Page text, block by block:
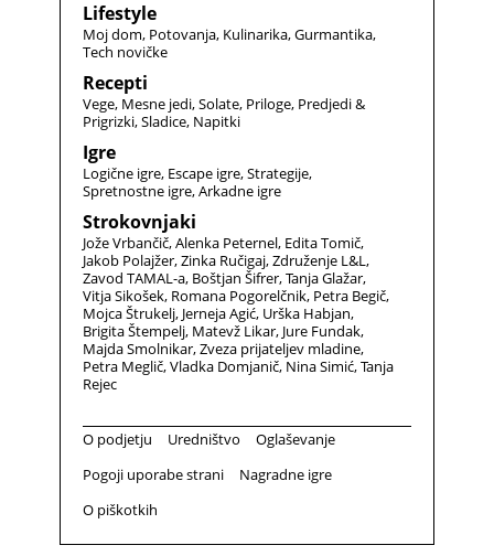
Lifestyle
Moj dom Potovanja Kulinarika Gurmantika
Tech novičke
Recepti
Vege Mesne jedi Solate Priloge Predjedi &
Prigrizki Sladice Napitki
Igre
Logične igre Escape igre Strategije
Spretnostne igre Arkadne igre
Strokovnjaki
Jože Vrbančič Alenka Peternel Edita Tomič
Jakob Polajžer Zinka Ručigaj Združenje L&L
Zavod TAMAL-a Boštjan Šifrer Tanja Glažar
Vitja Sikošek Romana Pogorelčnik Petra Begič
Mojca Štrukelj Jerneja Agić Urška Habjan
Brigita Štempelj Matevž Likar Jure Fundak
Majda Smolnikar Zveza prijateljev mladine
Petra Meglič Vladka Domjanič Nina Simić Tanja
Rejec
O podjetju Uredništvo
Oglaševanje
Pogoji uporabe strani
Nagradne igre
O piškotkih